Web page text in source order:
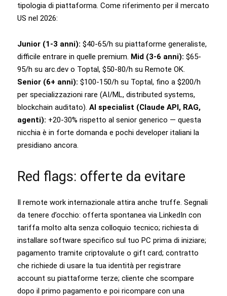
tipologia di piattaforma. Come riferimento per il mercato
US nel 2026:
Junior (1-3 anni): $40-65/h su piattaforme generaliste,
difficile entrare in quelle premium. Mid (3-6 anni): $65-
95/h su arc.dev o Toptal, $50-80/h su Remote OK.
Senior (6+ anni): $100-150/h su Toptal, fino a $200/h
per specializzazioni rare (AI/ML, distributed systems,
blockchain auditato). AI specialist (Claude API, RAG,
agenti): +20-30% rispetto al senior generico — questa
nicchia è in forte domanda e pochi developer italiani la
presidiano ancora.
Red flags: offerte da evitare
Il remote work internazionale attira anche truffe. Segnali
da tenere d’occhio: offerta spontanea via LinkedIn con
tariffa molto alta senza colloquio tecnico; richiesta di
installare software specifico sul tuo PC prima di iniziare;
pagamento tramite criptovalute o gift card; contratto
che richiede di usare la tua identità per registrare
account su piattaforme terze; cliente che scompare
dopo il primo pagamento e poi ricompare con una